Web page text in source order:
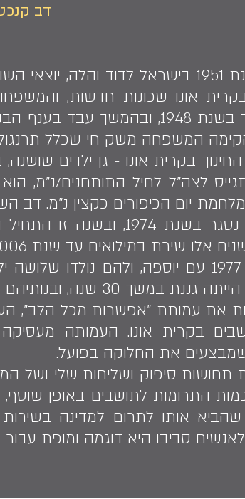
דב
נבנו בקרית אונו שכונות
הקימה המשפחה משק חי שכלל
בקרית אונו - גן ילדים שושנה,
המשק המשפחתי נסגר
דב התחתן בשנת 1977 עם יוספה, ולהם
שנה, ובנותיהם ממשיכות בעיסוק זה.
שמבצעים את החלוקה בפועל.
תחושות סיפוק ושליחות שלי ושל
התרומות לתושבים באופן
אותו לתרום למדינה בשירות
סביבו היא דוגמה ומופת עבור